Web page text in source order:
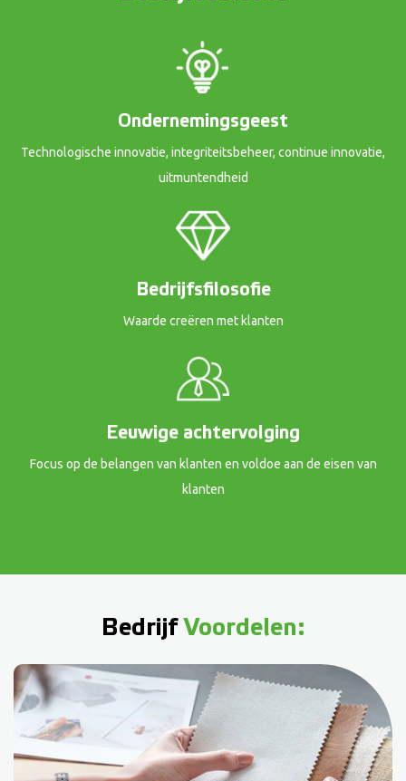
Ondernemingsgeest
Technologische innovatie, integriteitsbeheer, continue innovatie,
uitmuntendheid
Bedrijfsfilosofie
Waarde creëren met klanten
Eeuwige achtervolging
Focus op de belangen van klanten en voldoe aan de eisen van
klanten
BedrijfVoordelen: